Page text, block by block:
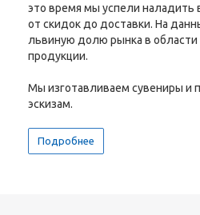
это время мы успели наладить
от скидок до доставки. На
львиную долю рынка в
продукции.
Мы изготавливаем сувениры и
эскизам.
Подробнее